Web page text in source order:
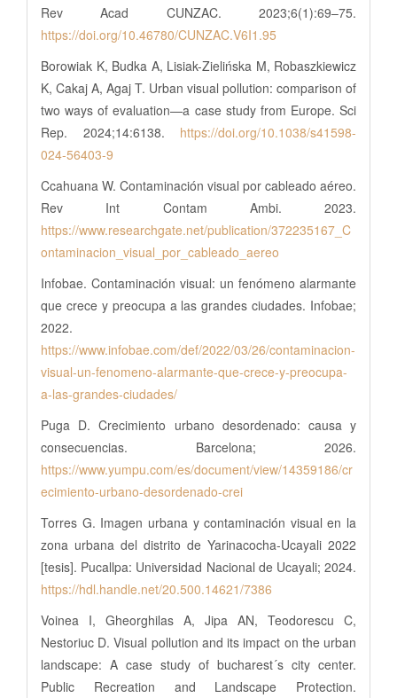
Rev Acad CUNZAC. 2023;6(1):69–75.
https://doi.org/10.46780/CUNZAC.V6I1.95
Borowiak K, Budka A, Lisiak-Zielińska M, Robaszkiewicz
K, Cakaj A, Agaj T. Urban visual pollution: comparison of
two ways of evaluation—a case study from Europe. Sci
Rep. 2024;14:6138. https://doi.org/10.1038/s41598-
024-56403-9
Ccahuana W. Contaminación visual por cableado aéreo.
Rev Int Contam Ambi. 2023.
https://www.researchgate.net/publication/372235167_C
ontaminacion_visual_por_cableado_aereo
Infobae. Contaminación visual: un fenómeno alarmante
que crece y preocupa a las grandes ciudades. Infobae;
2022.
https://www.infobae.com/def/2022/03/26/contaminacion-
visual-un-fenomeno-alarmante-que-crece-y-preocupa-
a-las-grandes-ciudades/
Puga D. Crecimiento urbano desordenado: causa y
consecuencias. Barcelona; 2026.
https://www.yumpu.com/es/document/view/14359186/cr
ecimiento-urbano-desordenado-crei
Torres G. Imagen urbana y contaminación visual en la
zona urbana del distrito de Yarinacocha-Ucayali 2022
[tesis]. Pucallpa: Universidad Nacional de Ucayali; 2024.
https://hdl.handle.net/20.500.14621/7386
Voinea I, Gheorghilas A, Jipa AN, Teodorescu C,
Nestoriuc D. Visual pollution and its impact on the urban
landscape: A case study of bucharest´s city center.
Public Recreation and Landscape Protection.